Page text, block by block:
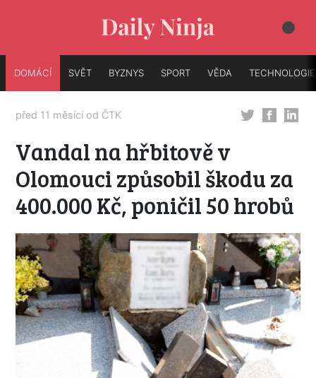
DOMÁCÍ SVĚT BYZNYS SPORT VĚDA TECHNOLOGIE
před 11 měsíci od ČTK
Vandal na hřbitově v
Olomouci způsobil škodu za
400.000 Kč, poničil 50 hrobů